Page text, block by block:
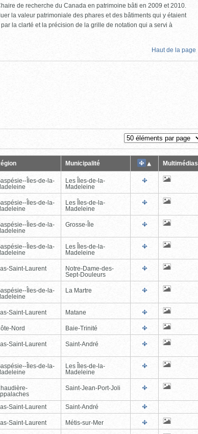
de recherche du Canada en patrimoine bâti en 2009 et 2010.
la valeur patrimoniale des phares et des bâtiments qui y étaient
la clarté et la précision de la grille de notation qui a servi à
Haut de la page
Municipalité Multimédias
Îles-de-la-
Les Îles-de-la-
Madeleine
Îles-de-la-
Les Îles-de-la-
Madeleine
Îles-de-la-
Grosse-Île
Îles-de-la-
Les Îles-de-la-
Madeleine
Saint-Laurent
Notre-Dame-des-
Sept-Douleurs
Îles-de-la-
La Martre
Saint-Laurent Matane
Nord Baie-Trinité
Saint-Laurent Saint-André
Îles-de-la-
Les Îles-de-la-
Madeleine
Saint-Jean-Port-Joli
Saint-Laurent Saint-André
Saint-Laurent Métis-sur-Mer